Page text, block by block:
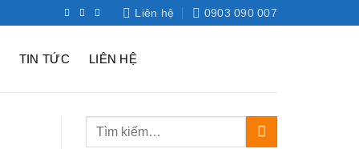
Liên hệ 0903 090 007
TIN TỨC LIÊN HỆ